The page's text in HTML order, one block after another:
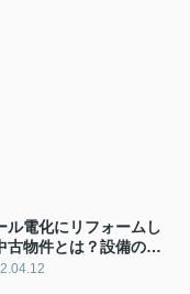
ル電化にリフォームし
古物件とは？設備の違
電気代をご紹介！